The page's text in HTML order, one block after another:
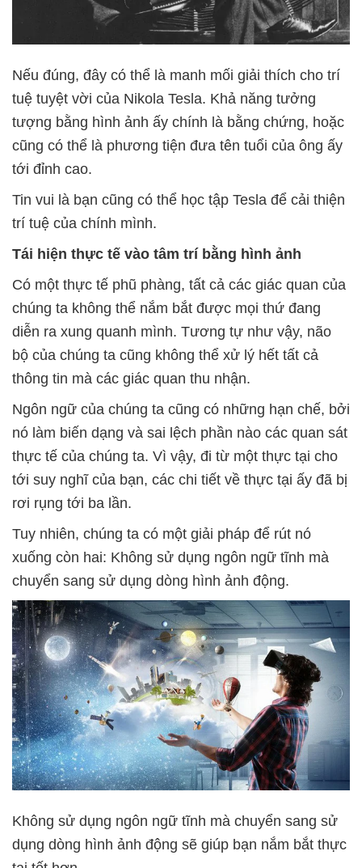
Nếu đúng, đây có thể là manh mối giải thích cho trí
tuệ tuyệt vời của Nikola Tesla. Khả năng tưởng
tượng bằng hình ảnh ấy chính là bằng chứng, hoặc
cũng có thể là phương tiện đưa tên tuổi của ông ấy
tới đỉnh cao.
Tin vui là bạn cũng có thể học tập Tesla để cải thiện
trí tuệ của chính mình.
Tái hiện thực tế vào tâm trí bằng hình ảnh
Có một thực tế phũ phàng, tất cả các giác quan của
chúng ta không thể nắm bắt được mọi thứ đang
diễn ra xung quanh mình. Tương tự như vậy, não
bộ của chúng ta cũng không thể xử lý hết tất cả
thông tin mà các giác quan thu nhận.
Ngôn ngữ của chúng ta cũng có những hạn chế, bởi
nó làm biến dạng và sai lệch phần nào các quan sát
thực tế của chúng ta. Vì vậy, đi từ một thực tại cho
tới suy nghĩ của bạn, các chi tiết về thực tại ấy đã bị
rơi rụng tới ba lần.
Tuy nhiên, chúng ta có một giải pháp để rút nó
xuống còn hai: Không sử dụng ngôn ngữ tĩnh mà
chuyển sang sử dụng dòng hình ảnh động.
Không sử dụng ngôn ngữ tĩnh mà chuyển sang sử
dụng dòng hình ảnh động sẽ giúp bạn nắm bắt thực